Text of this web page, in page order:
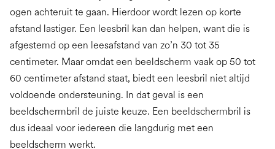
ogen achteruit te gaan. Hierdoor wordt lezen op korte
afstand lastiger. Een leesbril kan dan helpen, want die is
afgestemd op een leesafstand van zo’n 30 tot 35
centimeter. Maar omdat een beeldscherm vaak op 50 tot
60 centimeter afstand staat, biedt een leesbril niet altijd
voldoende ondersteuning. In dat geval is een
beeldschermbril de juiste keuze. Een beeldschermbril is
dus ideaal voor iedereen die langdurig met een
beeldscherm werkt.